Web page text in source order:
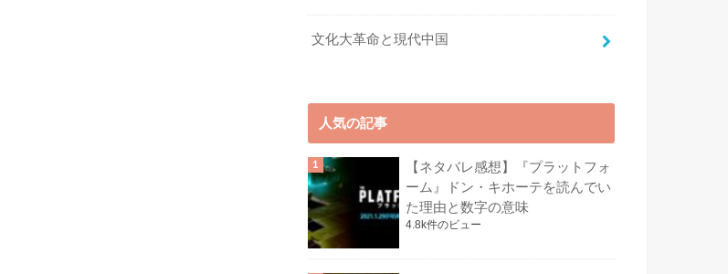
文化大革命と現代中国
人気の記事
【ネタバレ感想】『プラットフォ
ーム』ドン・キホーテを読んでい
た理由と数字の意味
4.8k件のビュー